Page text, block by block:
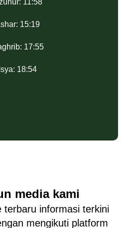
15:19
17:55
Isya: 18:54
media kami
terbaru informasi terkini
mengikuti platform